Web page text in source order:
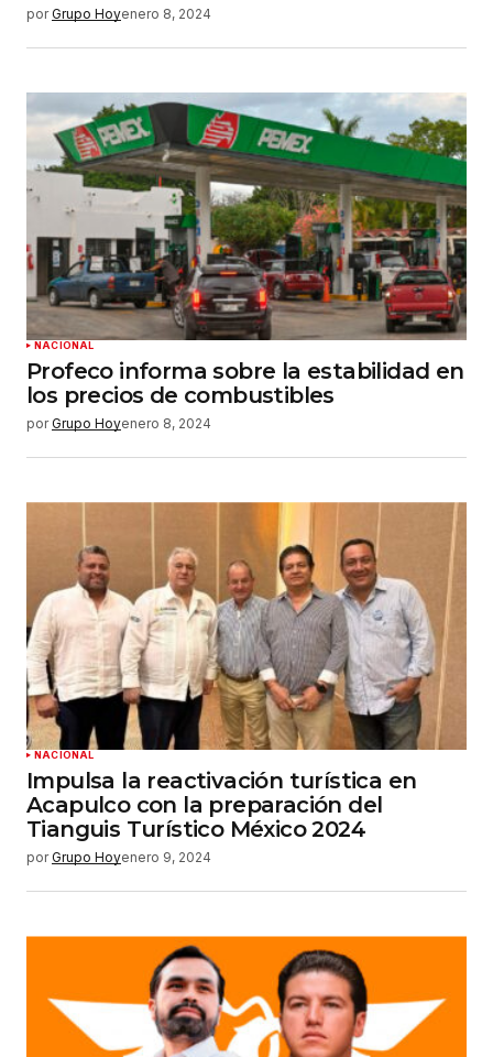
por Grupo Hoyenero 8, 2024
NACIONAL
Profeco informa sobre la estabilidad en
los precios de combustibles
por Grupo Hoyenero 8, 2024
NACIONAL
Impulsa la reactivación turística en
Acapulco con la preparación del
Tianguis Turístico México 2024
por Grupo Hoyenero 9, 2024